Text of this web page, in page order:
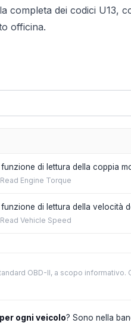
completa dei codici U13,
officina.
di lettura della coppia
Engine Torque
di lettura della velocità
Vehicle Speed
OBD-II, a scopo
ogni veicolo? Sono nella